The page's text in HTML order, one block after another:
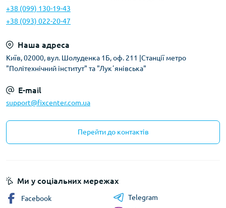
+38 (099) 130-19-43
+38 (093) 022-20-47
Наша адреса
Київ, 02000, вул. Шолуденка 1Б, оф. 211 |Станції метро
"Політехнічний інститут" та "Лукʼянівська"
E-mail
support@fixcenter.com.ua
Перейти до контактів
Ми у соціальних мережах
Facebook
Telegram